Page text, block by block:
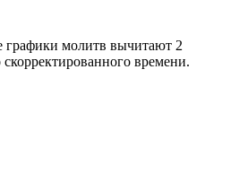
графики молитв вычитают 2
времени.